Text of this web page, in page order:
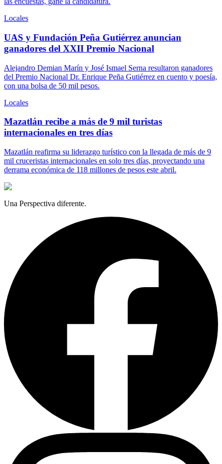
Locales
UAS y Fundación Peña Gutiérrez anuncian
ganadores del XXII Premio Nacional
Alejandro Demian Marín y José Ismael Serna resultaron ganadores
del Premio Nacional Dr. Enrique Peña Gutiérrez en cuento y poesía,
con una bolsa de 50 mil pesos.
Locales
Mazatlán recibe a más de 9 mil turistas
internacionales en tres días
Mazatlán reafirma su liderazgo turístico con la llegada de más de 9
mil cruceristas internacionales en solo tres días, proyectando una
derrama económica de 118 millones de pesos este abril.
Una Perspectiva diferente.